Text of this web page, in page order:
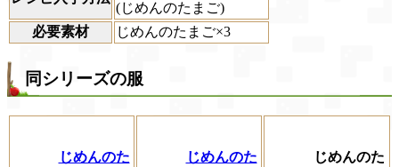
(じめんのたまご)
必要素材
じめんのたまご×3
同シリーズの服
じめんのた
じめんのた
じめんのた